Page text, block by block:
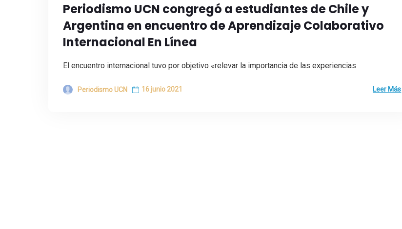
Periodismo UCN congregó a estudiantes de Chile y
Argentina en encuentro de Aprendizaje Colaborativo
Internacional En Línea
El encuentro internacional tuvo por objetivo «relevar la importancia de las experiencias
Periodismo UCN 16 junio 2021 Leer Más